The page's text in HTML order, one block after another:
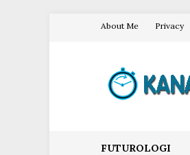
About Me Privacy
FUTUROLOGI